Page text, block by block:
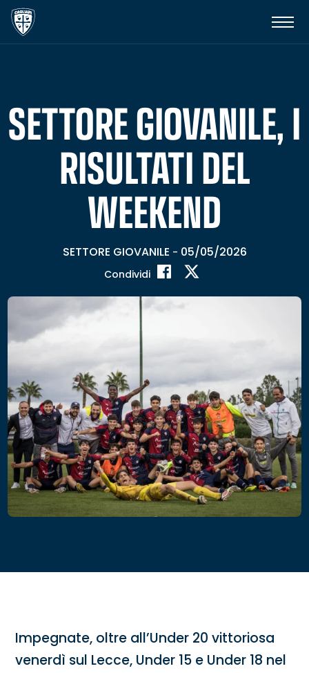
SETTORE GIOVANILE, I
RISULTATI DEL
WEEKEND
SETTORE GIOVANILE - 05/05/2026
Condividi
Impegnate, oltre all’Under 20 vittoriosa
venerdì sul Lecce, Under 15 e Under 18 nel